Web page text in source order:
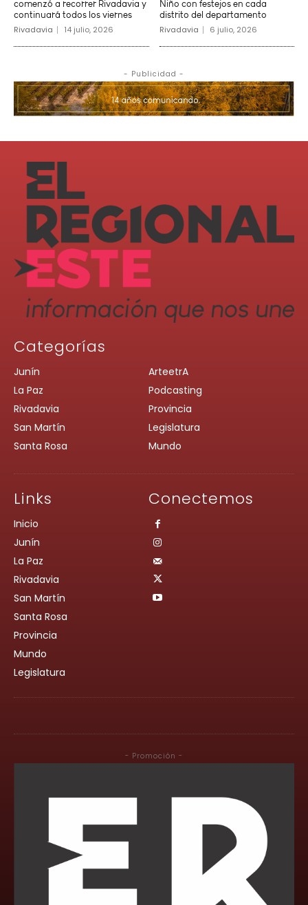
Categorías
Junín
La Paz
Rivadavia
San Martín
Santa Rosa
ArteetrA
Podcasting
Provincia
Legislatura
Mundo
Links
Inicio
Junín
La Paz
Rivadavia
San Martín
Santa Rosa
Provincia
Mundo
Legislatura
Conectemos
- Promoción -